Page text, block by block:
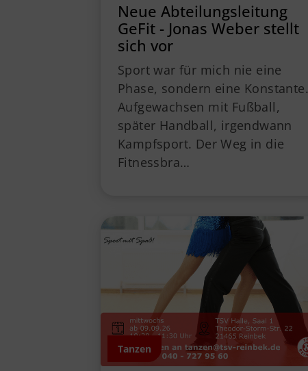
Neue Abteilungsleitung
GeFit - Jonas Weber stellt
sich vor
Sport war für mich nie eine
Phase, sondern eine Konstante.
Aufgewachsen mit Fußball,
später Handball, irgendwann
Kampfsport. Der Weg in die
Fitnessbra…
Tanzen